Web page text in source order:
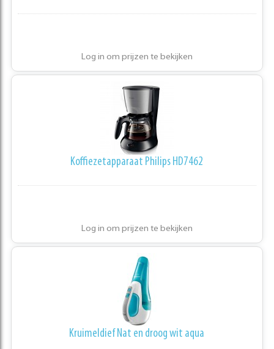
Log in om prijzen te bekijken
Koffiezetapparaat Philips HD7462
Log in om prijzen te bekijken
Kruimeldief Nat en droog wit aqua